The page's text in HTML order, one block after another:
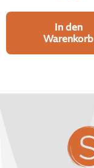
In den
Warenkorb